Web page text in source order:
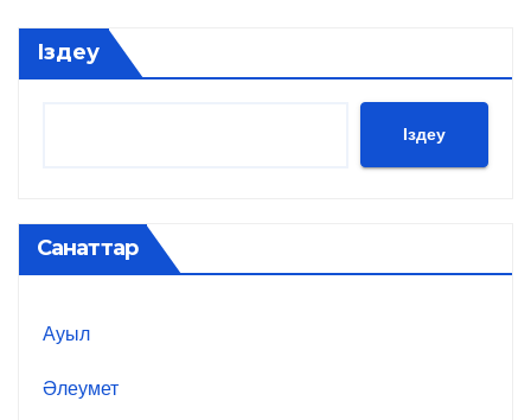
Іздеу
Іздеу
Санаттар
Ауыл
Әлеумет